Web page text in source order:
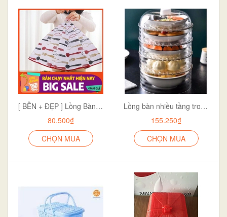
[ BỀN + ĐẸP ] Lồng Bàn Giữ Nhiệt - Lồng Bàn Đậy Thức Ăn Chống Bụi Côn Trùng Có Thế Gấp Gọn
80.500₫
CHỌN MUA
Lồng bàn nhiều tầng trong suốt
155.250₫
CHỌN MUA